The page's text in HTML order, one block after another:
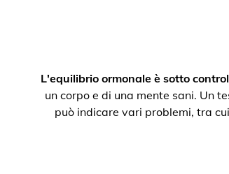
L'equilibrio ormonale è sotto
un corpo e di una mente sani. Un
può indicare vari problemi, tra